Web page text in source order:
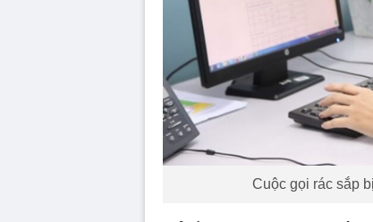
Cuộc gọi rác sắp